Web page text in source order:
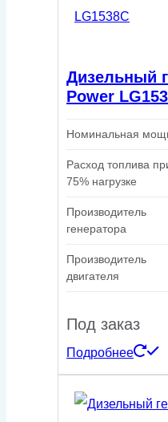
Дизельный
Power
Номинальная
Расход топлива
75% нагрузке
Производитель
генератора
Производитель
двигателя
Под заказ
Подробнее